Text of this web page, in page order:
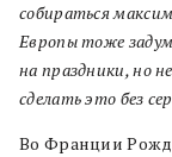
собираться
Европы тоже
на праздники, но
сделать это без
Во Франции